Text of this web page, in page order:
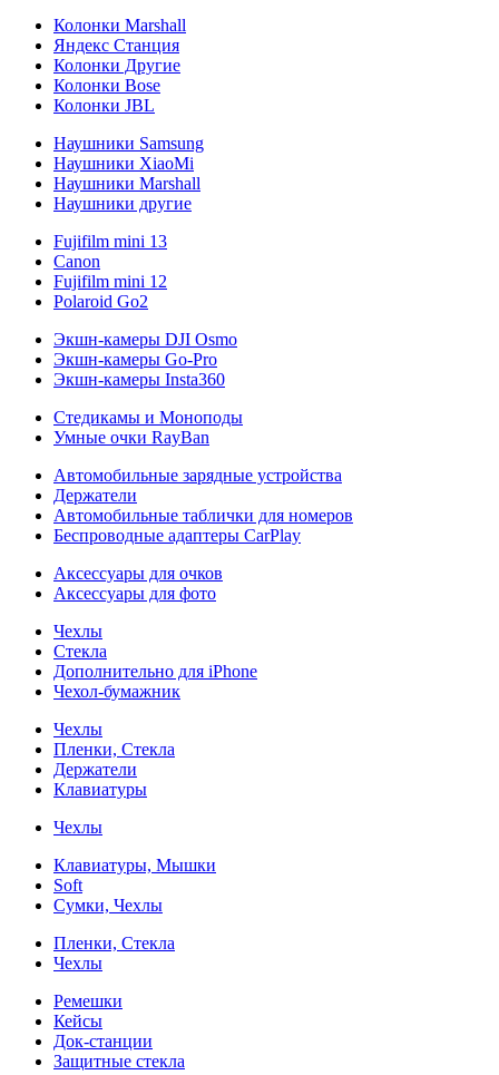
Колонки Marshall
Яндекс Станция
Колонки Другие
Колонки Bose
Колонки JBL
Наушники Samsung
Наушники XiaoMi
Наушники Marshall
Наушники другие
Fujifilm mini 13
Canon
Fujifilm mini 12
Polaroid Go2
Экшн-камеры DJI Osmo
Экшн-камеры Go-Pro
Экшн-камеры Insta360
Стедикамы и Моноподы
Умные очки RayBan
Автомобильные зарядные устройства
Держатели
Автомобильные таблички для номеров
Беспроводные адаптеры CarPlay
Аксессуары для очков
Аксессуары для фото
Чехлы
Стекла
Дополнительно для iPhone
Чехол-бумажник
Чехлы
Пленки, Стекла
Держатели
Клавиатуры
Чехлы
Клавиатуры, Мышки
Soft
Сумки, Чехлы
Пленки, Стекла
Чехлы
Ремешки
Кейсы
Док-станции
Защитные стекла